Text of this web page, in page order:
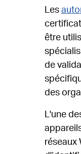
Les
être
de
des
L'une
réseaux